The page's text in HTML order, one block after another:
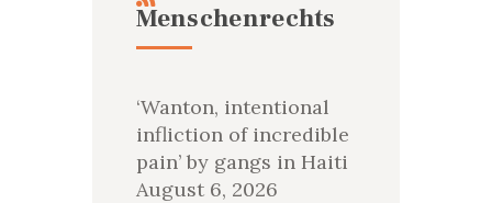
Menschenrechts
‘Wanton, intentional
infliction of incredible
pain’ by gangs in Haiti
August 6, 2026